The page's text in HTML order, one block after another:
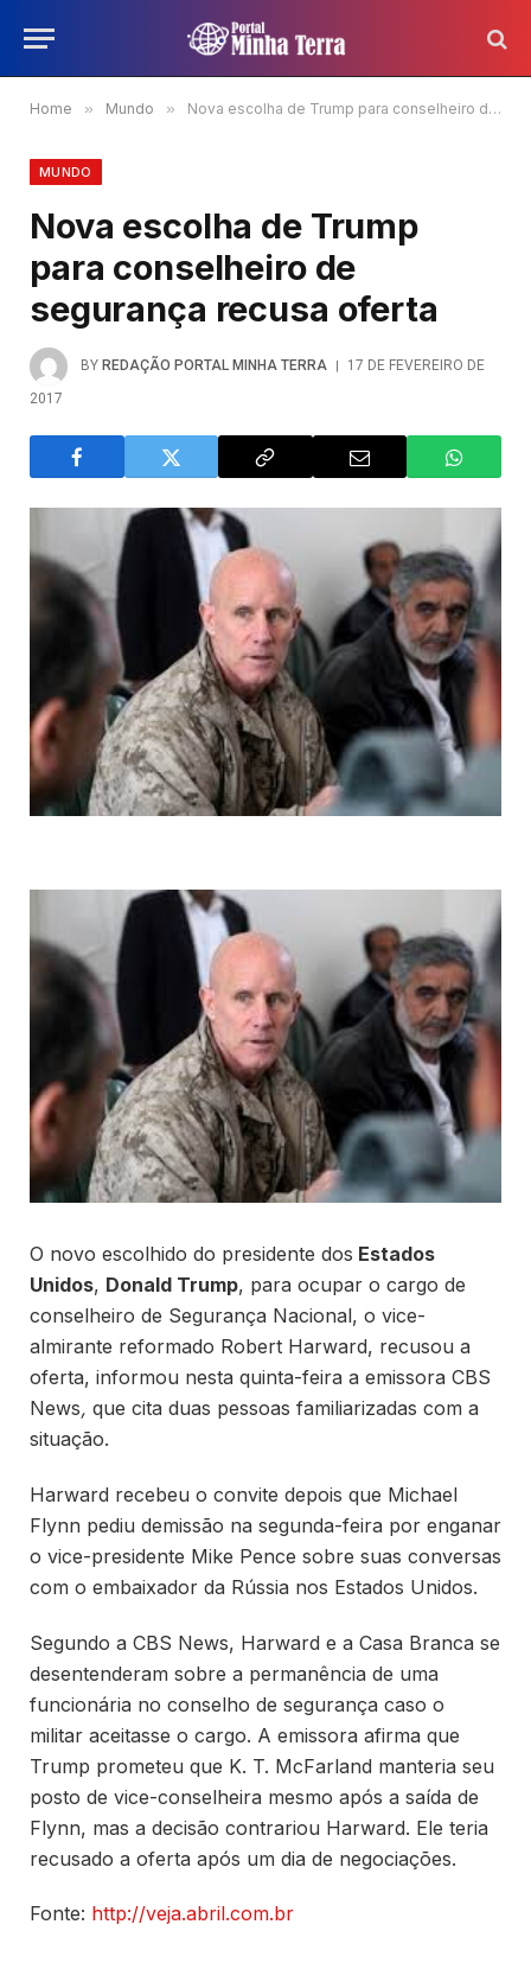
Home » Mundo » Nova escolha de Trump para conselheiro de segurança recusa oferta
MUNDO
Nova escolha de Trump
para conselheiro de
segurança recusa oferta
BY REDAÇÃO PORTAL MINHA TERRA
17 DE FEVEREIRO DE
2017
O novo escolhido do presidente dos Estados
Unidos, Donald Trump, para ocupar o cargo de
conselheiro de Segurança Nacional, o vice-
almirante reformado Robert Harward, recusou a
oferta, informou nesta quinta-feira a emissora CBS
News, que cita duas pessoas familiarizadas com a
situação.
Harward recebeu o convite depois que Michael
Flynn pediu demissão na segunda-feira por enganar
o vice-presidente Mike Pence sobre suas conversas
com o embaixador da Rússia nos Estados Unidos.
Segundo a CBS News, Harward e a Casa Branca se
desentenderam sobre a permanência de uma
funcionária no conselho de segurança caso o
militar aceitasse o cargo. A emissora afirma que
Trump prometeu que K. T. McFarland manteria seu
posto de vice-conselheira mesmo após a saída de
Flynn, mas a decisão contrariou Harward. Ele teria
recusado a oferta após um dia de negociações.
Fonte: http://veja.abril.com.br